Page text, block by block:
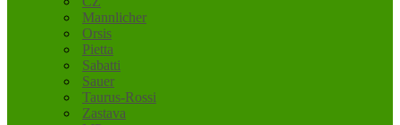
Mannlicher
Orsis
Pietta
Sabatti
Sauer
Taurus-Rossi
Zastava